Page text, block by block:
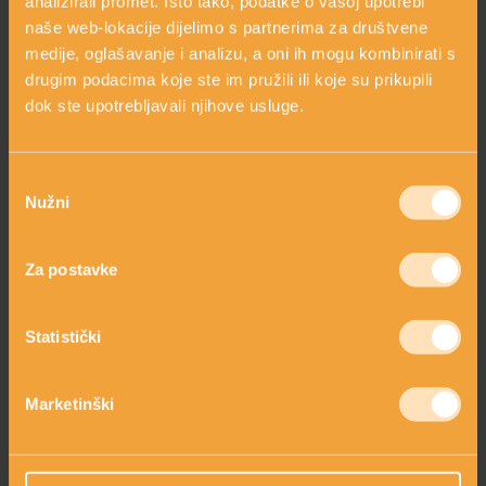
naše web-lokacije dijelimo s partnerima za društvene
medije, oglašavanje i analizu, a oni ih mogu kombinirati s
drugim podacima koje ste im pružili ili koje su prikupili
dok ste upotrebljavali njihove usluge.
pristanka
Nužni
Za postavke
Statistički
Marketinški
Koja je preporučena dnevna doza unosa
bioflavonoida?
arrow_circle_right
Tko treba konzumirati bioflavonoide?
Bioflavonoidi u kozmetici arrow_circle_right
Zaključak arrow_circle_right
OVAJ SASTOJAK SADRŽE SLJEDEĆI